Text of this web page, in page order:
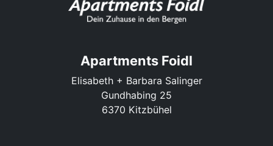
Apartments Foidl
Elisabeth + Barbara Salinger
Gundhabing 25
6370 Kitzbühel